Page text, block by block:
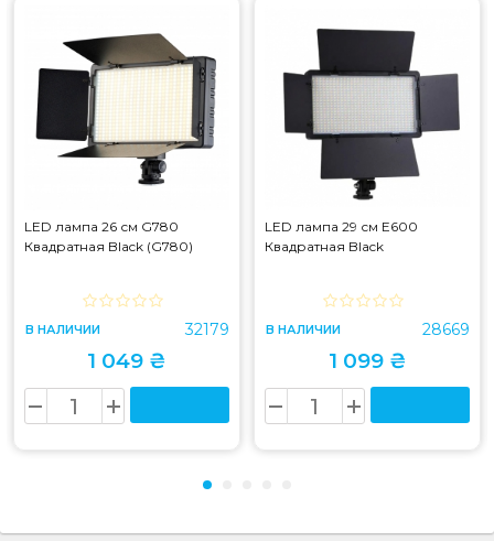
LED лампа 26 см G780
Квадратная Black (G780)
В НАЛИЧИИ 32179
1 049 ₴
LED лампа 29 см E600
Квадратная Black
В НАЛИЧИИ 28669
1 099 ₴